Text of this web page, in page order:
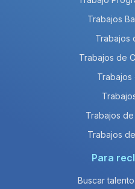
Trabajos
Trabajos
Trabajos de
Trabajos
Trabajos
Trabajos
Para
Buscar